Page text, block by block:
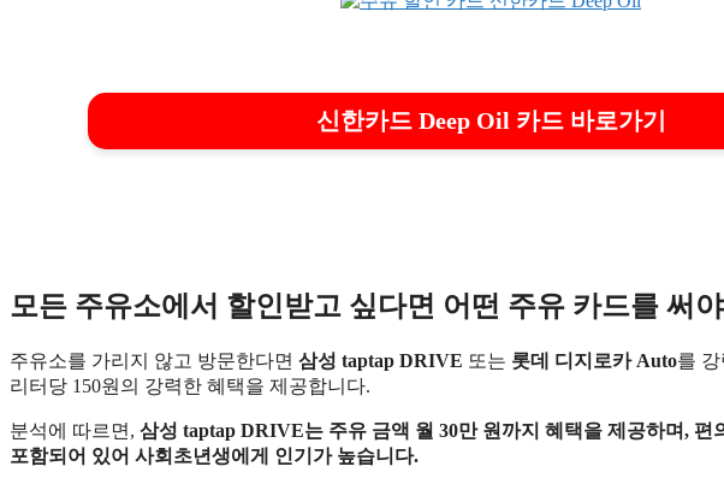
신한카드 Deep Oil 카드 바로가기
모든 주유소에서 할인받고 싶다면 어떤 주유 카드를 써
주유소를 가리지 않고 방문한다면 삼성 taptap DRIVE 또는 롯데 디지로카 Auto를
리터당 150원의 강력한 혜택을 제공합니다.
분석에 따르면, 삼성 taptap DRIVE는 주유 금액 월 30만 원까지 혜택을 제공하며, 편
포함되어 있어 사회초년생에게 인기가 높습니다.